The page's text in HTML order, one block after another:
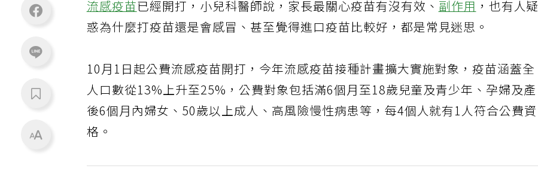
流感疫苗已經開打，小兒科醫師說，家長最關心疫苗有沒有效、副作用 ，也有人疑
惑為什麼打疫苗還是會感冒、甚至覺得進口疫苗比較好，都是常見迷思。
10月1日起公費流感疫苗開打，今年流感疫苗接種計畫擴大實施對象，疫苗涵蓋全
人口數從13%上升至25%，公費對象包括滿6個月至18歲兒童及青少年、孕婦及產
後6個月內婦女、50歲以上成人、高風險慢性病患等，每4個人就有1人符合公費資
格。